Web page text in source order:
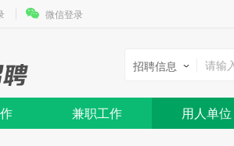
微信登录
招聘信息
兼职工作 用人单位